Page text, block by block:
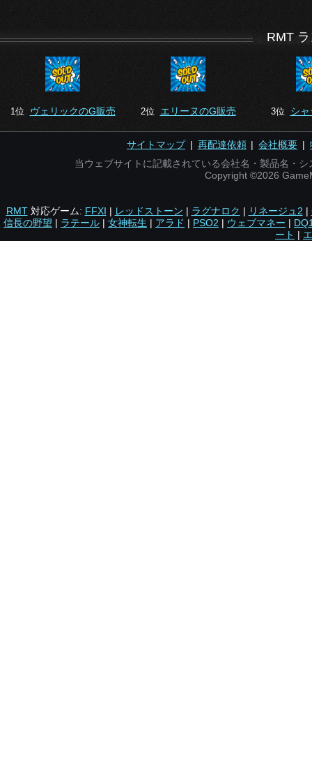
RMT
1位 ヴェリックのG販売 2位 エリーヌのG販売 3位 シ
サイトマップ| 再配達依頼|会社概要 |
当ウェブサイトに記載されている会社名・製品名・
Copyright ©2026
RMT対応ゲーム: FFXI | レッドストーン | ラグナロク | リネージュ2 |
信長の野望 | ラテール | 女神転生 | アラド | PSO2 | ウェブマネー |
ート |